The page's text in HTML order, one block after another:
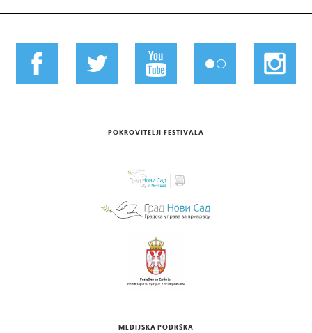
POKROVITELJI FESTIVALA
MEDIJSKA PODRŠKA